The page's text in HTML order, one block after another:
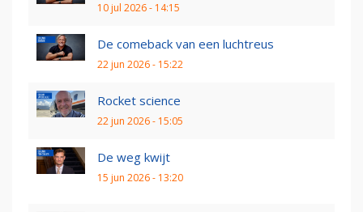
10 jul 2026 - 14:15
De comeback van een luchtreus
22 jun 2026 - 15:22
Rocket science
22 jun 2026 - 15:05
De weg kwijt
15 jun 2026 - 13:20